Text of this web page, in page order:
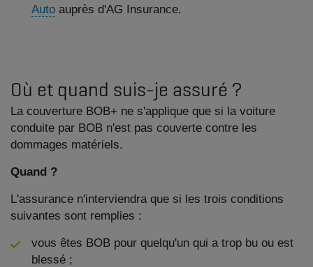
Auto auprès d'AG Insurance.
Où et quand suis-je assuré ?
La couverture BOB+ ne s'applique que si la voiture
conduite par BOB n'est pas couverte contre les
dommages matériels.
Quand ?
L'assurance n'interviendra que si les trois conditions
suivantes sont remplies :
vous êtes BOB pour quelqu'un qui a trop bu ou est
blessé ;